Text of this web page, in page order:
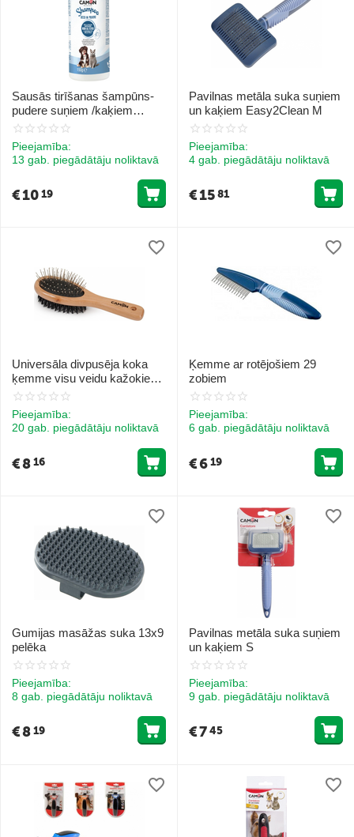
Sausās tirīšanas šampūns-
pudere suņiem /kaķiem
150ml
Pieejamība:
13 gab. piegādātāju noliktavā
€1019
Pavilnas metāla suka suņiem
un kaķiem Easy2Clean M
Pieejamība:
4 gab. piegādātāju noliktavā
€1581
Universāla divpusēja koka
ķemme visu veidu kažokiem
M
Pieejamība:
20 gab. piegādātāju noliktavā
€816
Ķemme ar rotējošiem 29
zobiem
Pieejamība:
6 gab. piegādātāju noliktavā
€619
Gumijas masāžas suka 13x9
pelēka
Pieejamība:
8 gab. piegādātāju noliktavā
€819
Pavilnas metāla suka suņiem
un kaķiem S
Pieejamība:
9 gab. piegādātāju noliktavā
€745